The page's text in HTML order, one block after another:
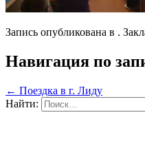
Запись опубликована в .
Навигация по
← Поездка в г. Лиду
Найти: